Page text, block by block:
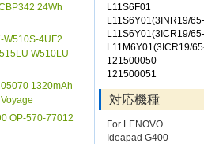
24Wh
W510S-4UF2
W510LU
1320mAh
OP-570-77012
L11S6F01
L11S6Y01(3INR19/
L11S6Y01(3ICR19/
L11M6Y01(3ICR19/
121500050
121500051
対応機種
For LENOVO
Ideapad G400